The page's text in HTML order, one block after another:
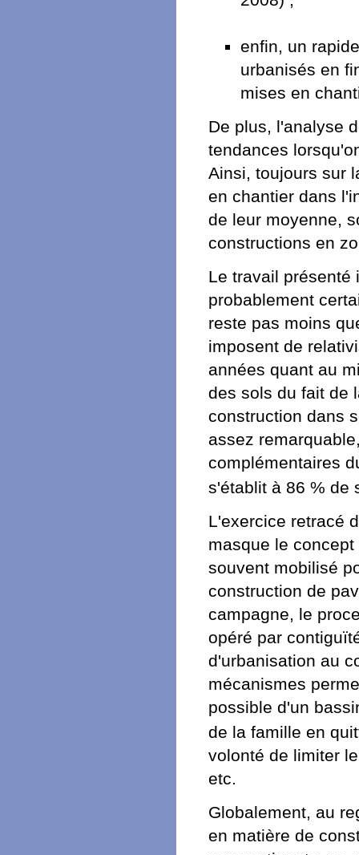
enfin, un
urbanisés en
mises en
De plus, l'analyse
tendances
Ainsi, toujours sur
en chantier dans
de leur moyenne,
constructions en
Le travail présenté
probablement
reste pas moins
imposent de
années quant au
des sols du fait de
construction dans
assez
complémentaires
s'établit à 86 % de
L'exercice retracé
masque le
souvent mobilisé
construction de
campagne, le
opéré par
d'urbanisation au
mécanismes
possible d'un
de la famille en
volonté de limiter
etc.
Globalement, au
en matière de